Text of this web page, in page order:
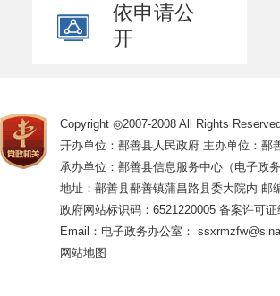
依申请公
开
Copyright ◎2007-2008 All Rights
开办单位：鄯善县人民政府 主办单位：鄯
承办单位：鄯善县信息服务中心（电子政务
地址：鄯善县鄯善镇蒲昌路县委大院内 邮
政府网站标识码：6521220005 备案许可
Email：电子政务办公室：
网站地图